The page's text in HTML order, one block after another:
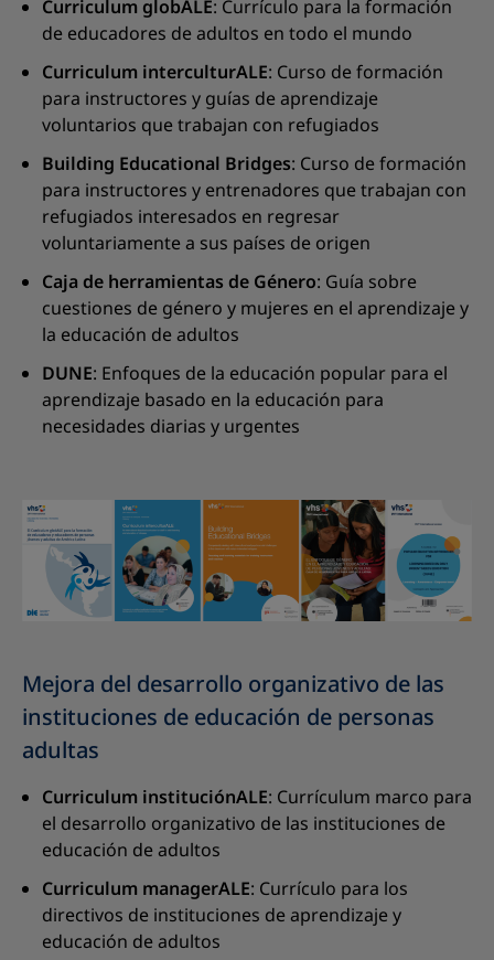
Curriculum globALE: Currículo para la formación
de educadores de adultos en todo el mundo
Curriculum interculturALE: Curso de formación
para instructores y guías de aprendizaje
voluntarios que trabajan con refugiados
Building Educational Bridges: Curso de formación
para instructores y entrenadores que trabajan con
refugiados interesados en regresar
voluntariamente a sus países de origen
Caja de herramientas de Género: Guía sobre
cuestiones de género y mujeres en el aprendizaje y
la educación de adultos
DUNE: Enfoques de la educación popular para el
aprendizaje basado en la educación para
necesidades diarias y urgentes
Mejora del desarrollo organizativo de las
instituciones de educación de personas
adultas
Curriculum instituciónALE: Currículum marco para
el desarrollo organizativo de las instituciones de
educación de adultos
Curriculum managerALE: Currículo para los
directivos de instituciones de aprendizaje y
educación de adultos